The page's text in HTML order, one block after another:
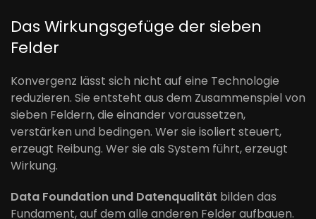
Das Wirkungsgefüge der sieben
Felder
Konvergenz lässt sich nicht auf eine Technologie
reduzieren. Sie entsteht aus dem Zusammenspiel von
sieben Feldern, die einander voraussetzen,
verstärken und bedingen. Wer sie isoliert steuert,
erzeugt Reibung. Wer sie als System führt, erzeugt
Wirkung.
Data Foundation und Datenqualität bilden das
Fundament, auf dem alle anderen Felder aufbauen.